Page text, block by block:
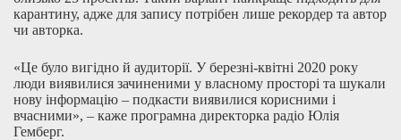
карантину, адже для запису потрібен лише рекордер та автор
чи авторка.
«Це було вигідно й аудиторії. У березні-квітні 2020 року
люди виявилися зачиненими у власному просторі та шукали
нову інформацію – подкасти виявилися корисними і
вчасними», – каже програмна директорка радіо Юлія
Гемберг.